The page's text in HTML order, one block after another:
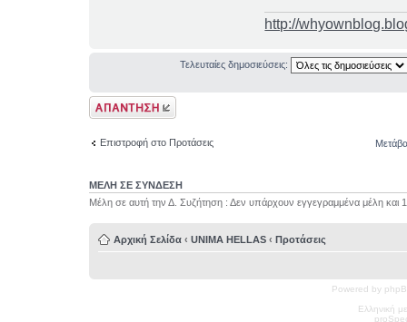
http://
Τελευταίες δημοσιεύσεις:
Δημιουργία
απάντησης
Επιστροφή στο Προτάσεις
ΜΕΛΗ ΣΕ ΣΥΝΔΕΣΗ
Μέλη σε αυτή την Δ. Συζήτηση : Δεν υπάρχουν εγγεγραμμένα μέλη και
Αρχική Σελίδα ‹ UNIMA HELLAS ‹ Προτάσεις
Powered by
Ελληνική
pro